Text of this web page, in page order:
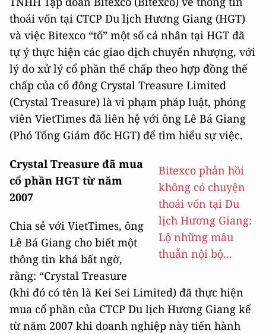
thoái vốn tại CTCP Du lịch Hương Giang (HGT)
và việc Bitexco “tố” một số cá nhân tại HGT đã
tự ý thực hiện các giao dịch chuyển nhượng, với
lý do xử lý cổ phần thế chấp theo hợp đồng thế
chấp của cổ đông Crystal Treasure Limited
(Crystal Treasure) là vi phạm pháp luật, phóng
viên VietTimes đã liên hệ với ông Lê Bá Giang
(Phó Tổng Giám đốc HGT) để tìm hiểu sự việc.
Bitexco phản hồi
không có chuyện
thoái vốn tại Du
lịch Hương Giang:
Lộ những mâu
thuẫn nội bộ...
Crystal Treasure đã mua
cổ phần HGT từ năm
2007
Chia sẻ với VietTimes, ông
Lê Bá Giang cho biết một
thông tin khá bất ngờ,
rằng: “Crystal Treasure
(khi đó có tên là Kei Sei Limited) đã thực hiện
mua cổ phần của CTCP Du lịch Hương Giang kể
từ năm 2007 khi doanh nghiệp này tiến hành